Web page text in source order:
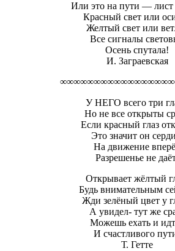
Или это на пути — лист
Красный свет или
Желтый свет или
Все сигналы
Осень спутала!
И. Заграевская
У НЕГО всего три
Но не все открыты
Если красный глаз
Это значит он
На движение
Разрешенье не
Открывает жёлтый
Будь внимательным
Жди зелёный цвет у
А увидел- тут же
Можешь ехать и
И счастливого
Т. Гетте